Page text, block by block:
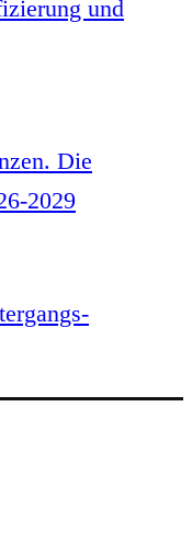
und
Die
2029